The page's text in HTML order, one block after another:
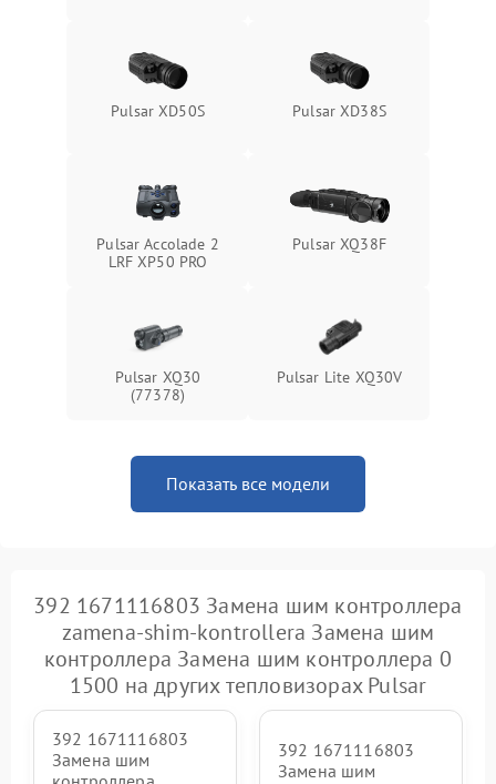
Pulsar XD50S Pulsar XD38S
Pulsar Accolade 2
LRF XP50 PRO
Pulsar XQ38F
Pulsar XQ30
(77378)
Pulsar Lite XQ30V
Показать все модели
392 1671116803 Замена шим контроллера
zamena-shim-kontrollera Замена шим
контроллера Замена шим контроллера 0
1500 на других тепловизорах Pulsar
392 1671116803
Замена шим
392 1671116803
Замена шим